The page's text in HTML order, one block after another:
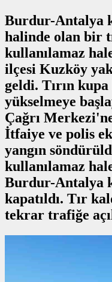
Burdur-Antalya
halinde olan bir
kullanılamaz
ilçesi Kuzköy
geldi. Tırın
yükselmeye
Çağrı
İtfaiye ve polis
yangın
kullanılamaz
Burdur-Antalya
kapatıldı. Tır
tekrar trafiğe